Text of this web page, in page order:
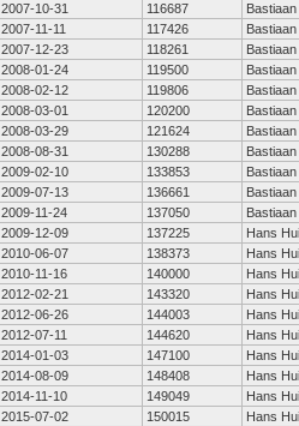
2007-10-31
116687
2007-11-11
117426
2007-12-23
118261
2008-01-24
119500
2008-02-12
119806
2008-03-01
120200
2008-03-29
121624
2008-08-31
130288
2009-02-10
133853
2009-07-13
136661
2009-11-24
137050
2009-12-09
137225 Hans
2010-06-07
138373 Hans
2010-11-16
140000 Hans
2012-02-21
143320 Hans
2012-06-26
144003 Hans
2012-07-11
144620 Hans
2014-01-03
147100 Hans
2014-08-09
148408 Hans
2014-11-10
149049 Hans
2015-07-02
150015 Hans